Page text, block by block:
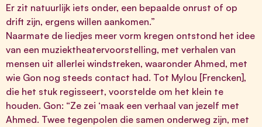
Er zit natuurlijk iets onder, een bepaalde onrust of op
drift zijn, ergens willen aankomen.”
Naarmate de liedjes meer vorm kregen ontstond het idee
van een muziektheatervoorstelling, met verhalen van
mensen uit allerlei windstreken, waaronder Ahmed, met
wie Gon nog steeds contact had. Tot Mylou [Frencken],
die het stuk regisseert, voorstelde om het klein te
houden. Gon: “Ze zei ‘maak een verhaal van jezelf met
Ahmed. Twee tegenpolen die samen onderweg zijn, met